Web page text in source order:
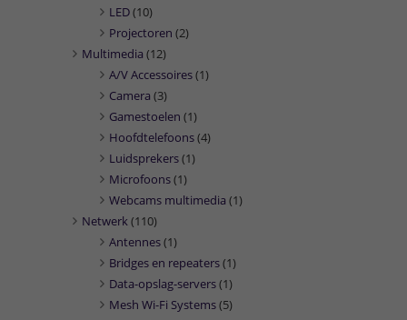
LED(10)
Projectoren (2)
Multimedia (12)
A/V Accessoires(1)
Camera (3)
Gamestoelen (1)
Hoofdtelefoons(4)
Luidsprekers(1)
Microfoons(1)
Webcams multimedia (1)
Netwerk(110)
Antennes(1)
Bridges en repeaters(1)
Data-opslag-servers(1)
Mesh Wi-Fi Systems(5)